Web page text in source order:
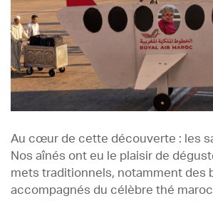
Au cœur de cette découverte : les
Nos aînés ont eu le plaisir de
mets traditionnels, notamment des
accompagnés du célèbre thé